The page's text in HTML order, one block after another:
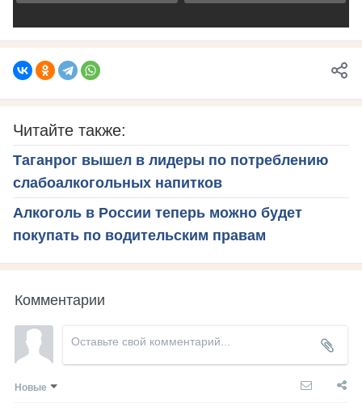
Читайте также:
Таганрог вышел в лидеры по потреблению
слабоалкогольных напитков
Алкоголь в России теперь можно будет
покупать по водительским правам
Комментарии
Новые